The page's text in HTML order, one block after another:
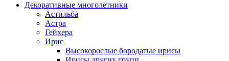
Декоративные многолетники
Астильба
Астра
Гейхера
Ирис
Высокорослые бородатые ирисы